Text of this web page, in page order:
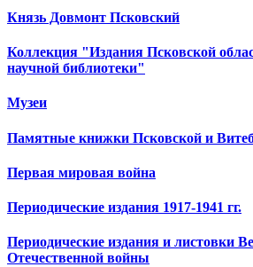
Князь Довмонт Псковский
Коллекция "Издания Псковской
научной библиотеки"
Музеи
Памятные книжки Псковской и
Первая мировая война
Периодические издания 1917-1941 гг.
Периодические издания и листовки
Отечественной войны